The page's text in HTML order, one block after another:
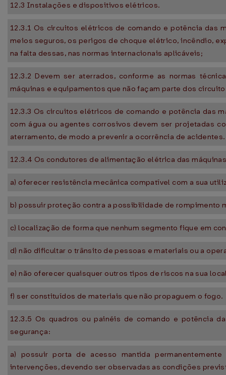
12.3 Instalações e dispositivos elétricos.
12.3.1 Os circuitos elétricos de comando e potência das
meios seguros, os perigos de choque elétrico, incêndio,
na falta dessas, nas normas internacionais aplicáveis;
12.3.2 Devem ser aterrados, conforme as normas
máquinas e equipamentos que não façam parte dos
12.3.3 Os circuitos elétricos de comando e potência das
com água ou agentes corrosivos devem ser projetadas
aterramento, de modo a prevenir a ocorrência de acidentes.
12.3.4 Os condutores de alimentação elétrica das
a) oferecer resistência mecânica compatível com a sua
b) possuir proteção contra a possibilidade de rompimento
c) localização de forma que nenhum segmento fique em
d) não dificultar o trânsito de pessoas e materiais ou a
e) não oferecer quaisquer outros tipos de riscos na sua
f) ser constituídos de materiais que não propaguem o fogo.
12.3.5 Os quadros ou painéis de comando e potência
segurança:
a) possuir porta de acesso mantida
intervenções, devendo ser observadas as condições